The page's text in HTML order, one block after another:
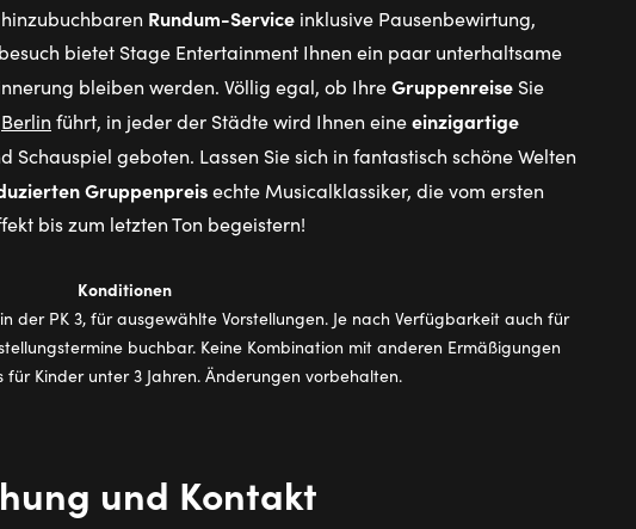
Rundum-Serviceinklusive Pausenbewirtung,
bietet Stage Entertainment Ihnen ein paar unterhaltsame
bleiben werden. Völlig egal, ob IhreGruppenreise Sie
Berlin führt, in jeder der Städte wird Ihnen eineeinzigartige
Schauspiel geboten. Lassen Sie sich in fantastisch schöne Welten
Gruppenpreisechte Musicalklassiker, die vom ersten
bis zum letzten Ton begeistern!
Konditionen
der PK 3, für ausgewählte Vorstellungen. Je nach Verfügbarkeit auch für
buchbar. Keine Kombination mit anderen Ermäßigungen
für Kinder unter 3 Jahren. Änderungen vorbehalten.
und Kontakt